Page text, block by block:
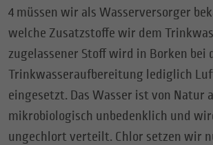
4 müssen wir als Wasserversorger
welche Zusatzstoffe wir dem
zugelassener Stoff wird in Borken bei
Trinkwasseraufbereitung lediglich
eingesetzt. Das Wasser ist von Natur
mikrobiologisch unbedenklich und
ungechlort verteilt. Chlor setzen wir